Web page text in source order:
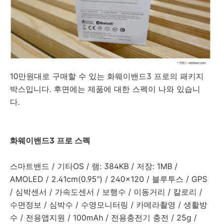
10만원대로 구매할 수 있는 화웨이밴드3 프로의 패키지
박스입니다. 후면에는 제품에 대한 스펙이 나와 있습니
다.
화웨이밴드3 프로 스펙
스마트밴드 / 기타OS / 램: 384KB / 저장: 1MB /
AMOLED / 2.41cm(0.95") / 240x120 / 블루투스 / GPS
/ 심박센서 / 가속도센서 / 보행수 / 이동거리 / 칼로리 /
수면정보 / 심박수 / 수영모니터링 / 카메라촬영 / 생활방
수 / 전용앱지원 / 100mAh / 전용충전기 충전 / 25g /